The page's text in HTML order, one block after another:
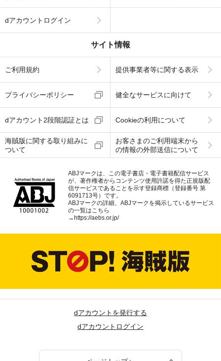
dアカウントログイン
サイト情報
ご利用規約 提供事業者等に関する表示
プライバシーポリシー 健全なサービスに向けて
dアカウント2段階認証とは Cookieの利用について
海賊版に関する取り組みに
ついて
お客さまのご利用端末から
の情報の外部送信について
ABJマークは、この電子書店・電子書籍配信サービス
が、著作権者からコンテンツ使用許諾を得た正規版配
信サービスであることを示す登録商標（登録番号 第
6091713号）です。
ABJマークの詳細、ABJマークを掲示しているサービス
の一覧はこちら
→https://aebs.or.jp/
dアカウントを発行する
dアカウントログイン